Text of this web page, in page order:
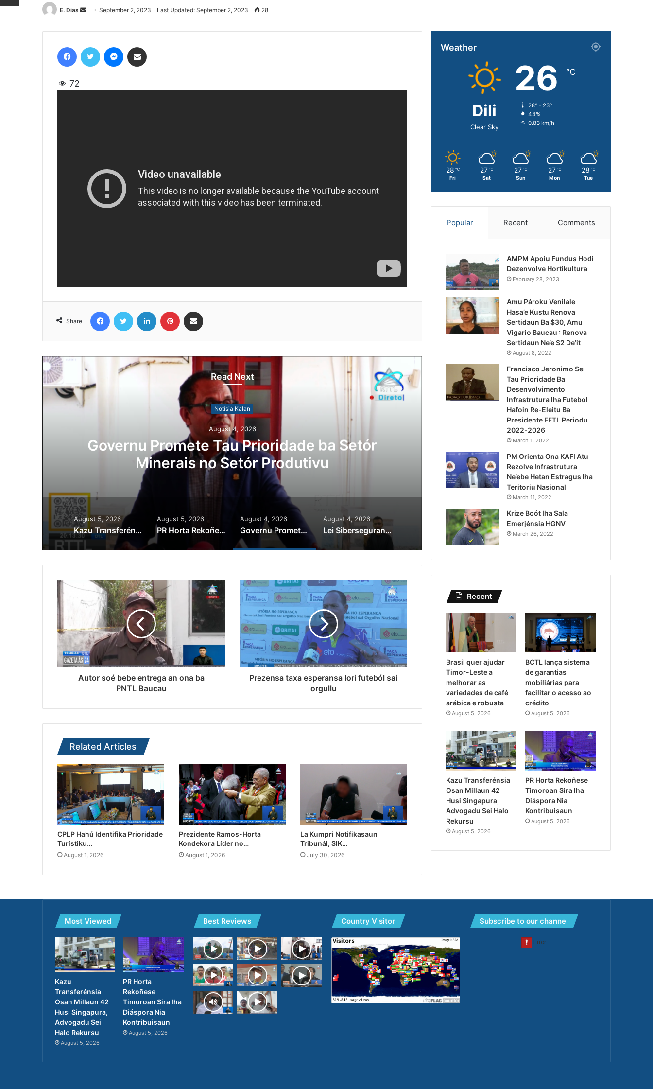
E. Dias
Send
email
September 2, 2023 Last Updated: September 2, 2023 28
72
Share
Read Next
Notísia Kalan
August 4, 2026
Lei Siberseguransa Ajuda Autoridade Polisiál
Kaptura Autór Kriminozu ho Paradeiru Iha
Estranjeiru
Kazu Transferénsia
Singapura,
August 5, 2026
Kazu Transferénsia Osan Millaun 42 Husi Singapura, Advogadu Sei Halo Rekursu
August 5, 2026
PR Horta Rekoñese Timoroan Sira Iha Diáspora Nia Kontribuisaun
August 4, 2026
Governu Promete Tau Prioridade ba Setór Minerais no Setór Produtivu
August 4, 2026
Lei Siberseguransa Ajuda Autoridade Polisiál Kaptura Autór Kriminozu ho Paradeiru Iha Estranjeiru
Autor soé bebe entrega an ona ba
PNTL Baucau
Prezensa taxa esperansa lori futeból sai
orgullu
Related Articles
CPLP Hahú Identifika Prioridade
Turístiku…
August 1, 2026
Prezidente Ramos-Horta
Kondekora Líder no…
August 1, 2026
La Kumpri Notifikasaun
Tribunál, SIK…
July 30, 2026
Weather
Dili
Clear Sky
26 ℃
28º - 23º
44%
0.83 km/h
28 ℃
Fri
27 ℃
Sat
27 ℃
Sun
27 ℃
Mon
28 ℃
Tue
Popular Recent Comments
AMPM Apoiu Fundus Hodi
Dezenvolve Hortikultura
February 28, 2023
Amu Pároku Venilale
Hasa’e Kustu Renova
Sertidaun Ba $30, Amu
Vigario Baucau : Renova
Sertidaun Ne’e $2 De’it
August 8, 2022
Francisco Jeronimo Sei
Tau Prioridade Ba
Desenvolvimento
Infrastrutura Iha Futebol
Hafoin Re-Eleitu Ba
Presidente FFTL Periodu
2022-2026
March 1, 2022
PM Orienta Ona KAFI Atu
Rezolve Infrastrutura
Ne’ebe Hetan Estragus Iha
Teritoriu Nasional
March 11, 2022
Krize Boót Iha Sala
Emerjénsia HGNV
March 26, 2022
Recent
Brasil quer ajudar
Timor-Leste a
melhorar as
variedades de café
arábica e robusta
August 5, 2026
BCTL lança sistema
de garantias
mobiliárias para
facilitar o acesso ao
crédito
August 5, 2026
Kazu Transferénsia
Osan Millaun 42
Husi Singapura,
Advogadu Sei Halo
Rekursu
August 5, 2026
PR Horta Rekoñese
Timoroan Sira Iha
Diáspora Nia
Kontribuisaun
August 5, 2026
Most Viewed
Kazu
Transferénsia
Osan Millaun 42
Husi Singapura,
Advogadu Sei
Halo Rekursu
August 5, 2026
PR Horta
Rekoñese
Timoroan Sira Iha
Diáspora Nia
Kontribuisaun
August 5, 2026
Best Reviews Country Visitor Subscribe to our channel